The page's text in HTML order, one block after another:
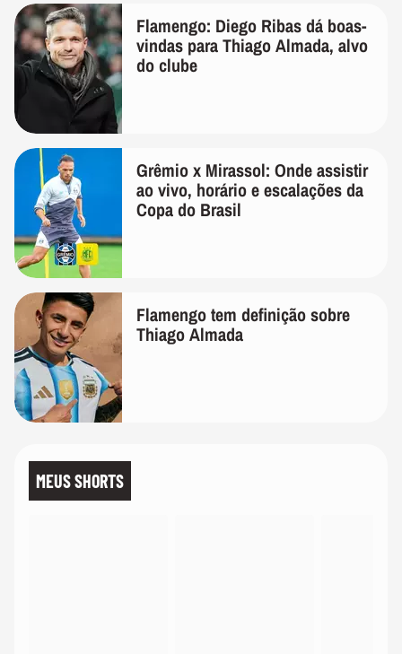
Flamengo: Diego Ribas dá boas-
vindas para Thiago Almada, alvo
do clube
Grêmio x Mirassol: Onde assistir
ao vivo, horário e escalações da
Copa do Brasil
Flamengo tem definição sobre
Thiago Almada
MEUS SHORTS